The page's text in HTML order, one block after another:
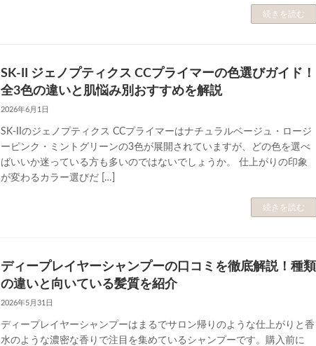
続きを読む
SK-II ジェノプティクス CCプライマーの色選びガイド！
全3色の違いと肌悩み別おすすめを解説
2026年6月1日
SK-IIのジェノプティクス CCプライマーはナチュラルベージュ・ロージ
ーピンク・ミントグリーンの3色が展開されていますが、どの色を選べ
ばいいか迷っている方も多いのではないでしょうか。 仕上がりの印象
が変わるカラー選びだ […]
続きを読む
ディープレイヤーシャンプーの口コミを徹底解説！種類
の違いと向いている髪質を紹介
2026年5月31日
ディープレイヤーシャンプーはまるでサロン帰りのような仕上がりと香
水のような濃密な香りで注目を集めているシャンプーです。購入前に